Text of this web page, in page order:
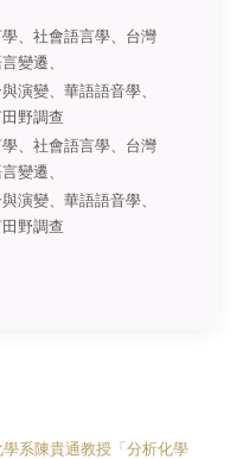
、社會語言學、台灣
變遷、
演變、華語語音學、
野調查
、社會語言學、台灣
變遷、
演變、華語語音學、
野調查
學系陳貴通教授「分析化學